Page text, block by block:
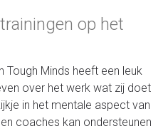
op het
Tough Minds heeft een leuk
over het werk wat zij doet
in het mentale aspect van
coaches kan ondersteunen